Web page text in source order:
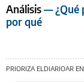
Análisis— ¿Qué
por qué
PRIORIZA ELDIARIOAR